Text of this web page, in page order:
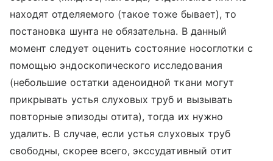
находят отделяемого (такое тоже бывает), то
постановка шунта не обязательна. В данный
момент следует оценить состояние носоглотки с
помощью эндоскопического исследования
(небольшие остатки аденоидной ткани могут
прикрывать устья слуховых труб и вызывать
повторные эпизоды отита), тогда их нужно
удалить. В случае, если устья слуховых труб
свободны, скорее всего, экссудативный отит